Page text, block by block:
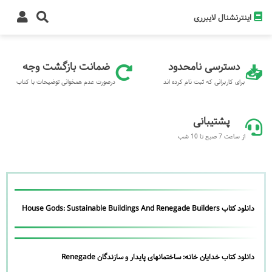
اینترنشنال لایبرری
دسترسی نامحدود
برای کاربرانی که ثبت نام کرده اند
ضمانت بازگشت وجه
درصورت عدم همخوانی توضیحات با کتاب
پشتیبانی
از ساعت 7 صبح تا 10 شب
دانلود کتاب House Gods: Sustainable Buildings And Renegade Builders
دانلود کتاب خدایان خانه: ساختمانهای پایدار و سازندگان Renegade